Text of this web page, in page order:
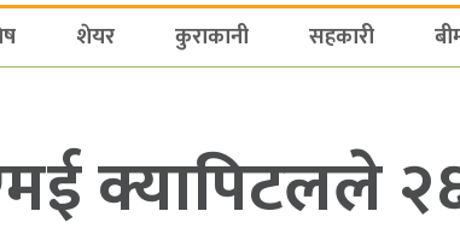
शेयर कुराकानी सहकारी
क्यापिटलले